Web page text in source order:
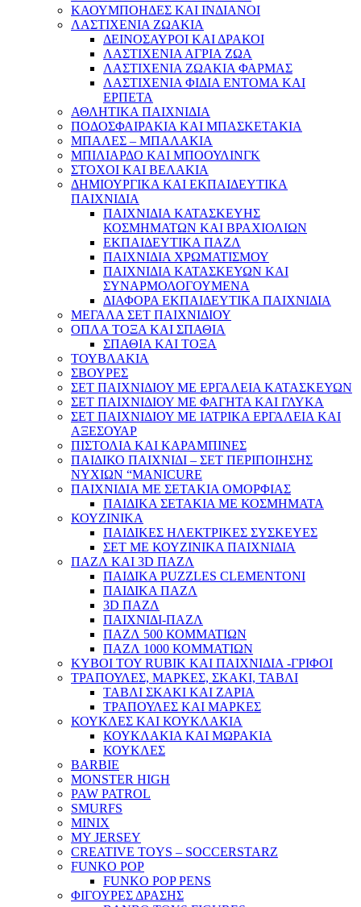
ΚΑΟΥΜΠΟΗΔΕΣ ΚΑΙ ΙΝΔΙΑΝΟΙ
ΛΑΣΤΙΧΕΝΙΑ ΖΩΑΚΙΑ
ΔΕΙΝΟΣΑΥΡΟΙ ΚΑΙ ΔΡΑΚΟΙ
ΛΑΣΤΙΧΕΝΙΑ ΑΓΡΙΑ ΖΩΑ
ΛΑΣΤΙΧΕΝΙΑ ΖΩΑΚΙΑ ΦΑΡΜΑΣ
ΛΑΣΤΙΧΕΝΙΑ ΦΙΔΙΑ ΕΝΤΟΜΑ ΚΑΙ
ΕΡΠΕΤΑ
ΑΘΛΗΤΙΚΑ ΠΑΙΧΝΙΔΙΑ
ΠΟΔΟΣΦΑΙΡΑΚΙΑ ΚΑΙ ΜΠΑΣΚΕΤΑΚΙΑ
ΜΠΑΛΕΣ – ΜΠΑΛΑΚΙΑ
ΜΠΙΛΙΑΡΔΟ ΚΑΙ ΜΠΟΟΥΛΙΝΓΚ
ΣΤΟΧΟΙ ΚΑΙ ΒΕΛΑΚΙΑ
ΔΗΜΙΟΥΡΓΙΚΑ ΚΑΙ ΕΚΠΑΙΔΕΥΤΙΚΑ
ΠΑΙΧΝΙΔΙΑ
ΠΑΙΧΝΙΔΙΑ ΚΑΤΑΣΚΕΥΗΣ
ΚΟΣΜΗΜΑΤΩΝ ΚΑΙ ΒΡΑΧΙΟΛΙΩΝ
ΕΚΠΑΙΔΕΥΤΙΚΑ ΠΑΖΛ
ΠΑΙΧΝΙΔΙΑ ΧΡΩΜΑΤΙΣΜΟΥ
ΠΑΙΧΝΙΔΙΑ ΚΑΤΑΣΚΕΥΩΝ ΚΑΙ
ΣΥΝΑΡΜΟΛΟΓΟΥΜΕΝΑ
ΔΙΑΦΟΡΑ ΕΚΠΑΙΔΕΥΤΙΚΑ ΠΑΙΧΝΙΔΙΑ
ΜΕΓΑΛΑ ΣΕΤ ΠΑΙΧΝΙΔΙΟΥ
ΟΠΛΑ ΤΟΞΑ ΚΑΙ ΣΠΑΘΙΑ
ΣΠΑΘΙΑ ΚΑΙ ΤΟΞΑ
ΤΟΥΒΛΑΚΙΑ
ΣΒΟΥΡΕΣ
ΣΕΤ ΠΑΙΧΝΙΔΙΟΥ ΜΕ ΕΡΓΑΛΕΙΑ ΚΑΤΑΣΚΕΥΩΝ
ΣΕΤ ΠΑΙΧΝΙΔΙΟΥ ΜΕ ΦΑΓΗΤΑ ΚΑΙ ΓΛΥΚΑ
ΣΕΤ ΠΑΙΧΝΙΔΙΟΥ ΜΕ ΙΑΤΡΙΚΑ ΕΡΓΑΛΕΙΑ ΚΑΙ
ΑΞΕΣΟΥΑΡ
ΠΙΣΤΟΛΙΑ ΚΑΙ ΚΑΡΑΜΠΙΝΕΣ
ΠΑΙΔΙΚΟ ΠΑΙΧΝΙΔΙ – ΣΕΤ ΠΕΡΙΠΟΙΗΣΗΣ
ΝΥΧΙΩΝ “MANICURE
ΠΑΙΧΝΙΔΙΑ ΜΕ ΣΕΤΑΚΙΑ ΟΜΟΡΦΙΑΣ
ΠΑΙΔΙΚΑ ΣΕΤΑΚΙΑ ΜΕ ΚΟΣΜΗΜΑΤΑ
ΚΟΥΖΙΝΙΚΑ
ΠΑΙΔΙΚΕΣ ΗΛΕΚΤΡΙΚΕΣ ΣΥΣΚΕΥΕΣ
ΣΕΤ ΜΕ ΚΟΥΖΙΝΙΚΑ ΠΑΙΧΝΙΔΙΑ
ΠΑΖΛ ΚΑΙ 3D ΠΑΖΛ
ΠΑΙΔΙΚΑ PUZZLES CLEMENTONI
ΠΑΙΔΙΚΑ ΠΑΖΛ
3D ΠΑΖΛ
ΠΑΙΧΝΙΔΙ-ΠΑΖΛ
ΠΑΖΛ 500 ΚΟΜΜΑΤΙΩΝ
ΠΑΖΛ 1000 ΚΟΜΜΑΤΙΩΝ
ΚΥΒΟΙ ΤΟΥ RUBIK ΚΑΙ ΠΑΙΧΝΙΔΙΑ -ΓΡΙΦΟΙ
ΤΡΑΠΟΥΛΕΣ, ΜΑΡΚΕΣ, ΣΚΑΚΙ, ΤΑΒΛΙ
ΤΑΒΛΙ ΣΚΑΚΙ ΚΑΙ ΖΑΡΙΑ
ΤΡΑΠΟΥΛΕΣ ΚΑΙ ΜΑΡΚΕΣ
ΚΟΥΚΛΕΣ ΚΑΙ ΚΟΥΚΛΑΚΙΑ
ΚΟΥΚΛΑΚΙΑ ΚΑΙ ΜΩΡΑΚΙΑ
ΚΟΥΚΛΕΣ
BARBIE
MONSTER HIGH
PAW PATROL
SMURFS
MINIX
MY JERSEY
CREATIVE TOYS – SOCCERSTARZ
FUNKO POP
FUNKO POP PENS
ΦΙΓΟΥΡΕΣ ΔΡΑΣΗΣ